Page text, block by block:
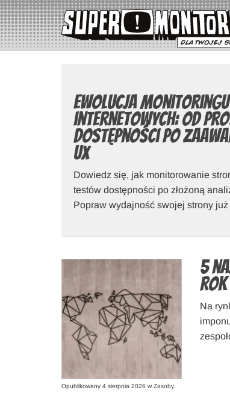
Ewolucja
internetowych: od
dostępności po
UX
Dowiedz się, jak monitorowanie
testów dostępności po złożoną
Popraw wydajność swojej strony już
5
rok
Na
Opublikowany 4 sierpnia 2026 w Zasoby.